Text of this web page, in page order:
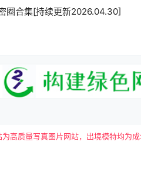
圈合集[持续更新2026.04.30]
为高质量写真图片网站，出境模特均为